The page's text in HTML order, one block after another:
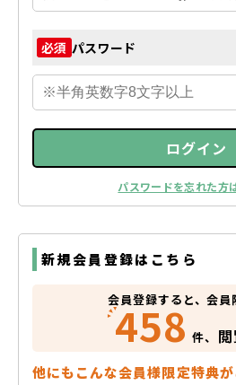
必須 パスワード
ログイン
パスワードを忘れた方
新規会員登録はこちら
会員登録すると、会員
458 件、
他にもこんな会員様限定特典が